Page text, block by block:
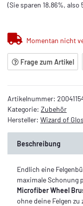
(Sie sparen 18.86%, also
Momentan nicht
Frage zum Artikel
Artikelnummer:
Kategorie: Zubehör
Hersteller: Wizard of
Beschreibung
Endlich eine
maximale Schonung
Microfiber Wheel
ohne deine Felgen zu